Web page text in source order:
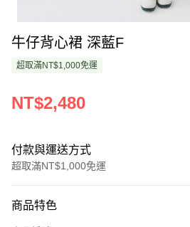
牛仔背心裙 深藍F
超取滿NT$1,000免運
NT$2,480
付款與運送方式
超取滿NT$1,000免運
信用卡一次付款
商品特色